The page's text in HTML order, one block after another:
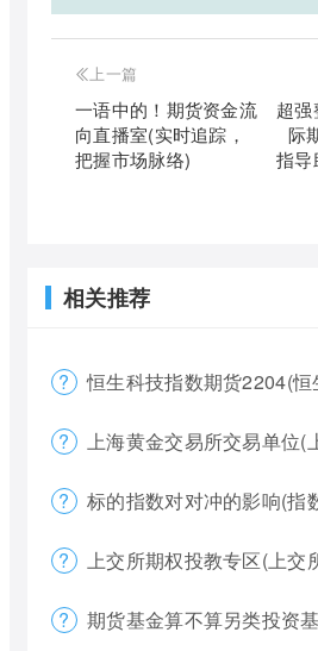
上一篇
一语中的！期货资金流
向直播室(实时追踪，
把握市场脉络)
超
际
指导
相关推荐
恒生科技指数期货2204(恒生
上海黄金交易所交易单位(
标的指数对对冲的影响(指
上交所期权投教专区(上交
期货基金算不算另类投资基金(期